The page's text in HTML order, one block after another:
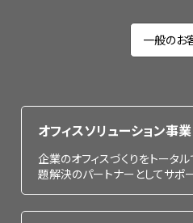
一般のお
オフィスソリューション事業
企業のオフィスづくりをトータル
題解決のパートナーとしてサポー